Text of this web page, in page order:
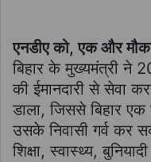
एनडीए को, एक और
बिहार के मुख्यमंत्री ने
की ईमानदारी से सेवा
डाला, जिससे बिहार
उसके निवासी गर्व कर
शिक्षा, स्वास्थ्य,